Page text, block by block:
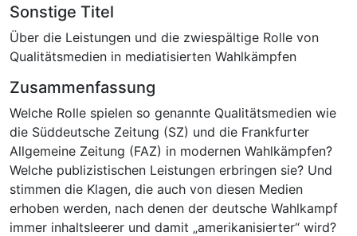
Sonstige Titel
Über die Leistungen und die zwiespältige Rolle von
Qualitätsmedien in mediatisierten Wahlkämpfen
Zusammenfassung
Welche Rolle spielen so genannte Qualitätsmedien wie
die Süddeutsche Zeitung (SZ) und die Frankfurter
Allgemeine Zeitung (FAZ) in modernen Wahlkämpfen?
Welche publizistischen Leistungen erbringen sie? Und
stimmen die Klagen, die auch von diesen Medien
erhoben werden, nach denen der deutsche Wahlkampf
immer inhaltsleerer und damit „amerikanisierter“ wird?